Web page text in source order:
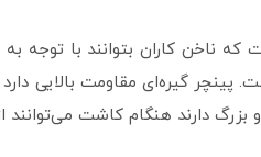
ناخن کاران بتوانند با توجه
گیره‌ای مقاومت بالایی
دارند هنگام کاشت